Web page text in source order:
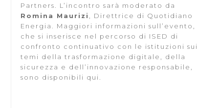
Partners. L’incontro sarà moderato da
Romina Maurizi , Direttrice di Quotidiano
Energia. Maggiori informazioni sull’evento,
che si inserisce nel percorso di ISED di
confronto continuativo con le istituzioni sui
temi della trasformazione digitale, della
sicurezza e dell’innovazione responsabile,
sono disponibili qui.